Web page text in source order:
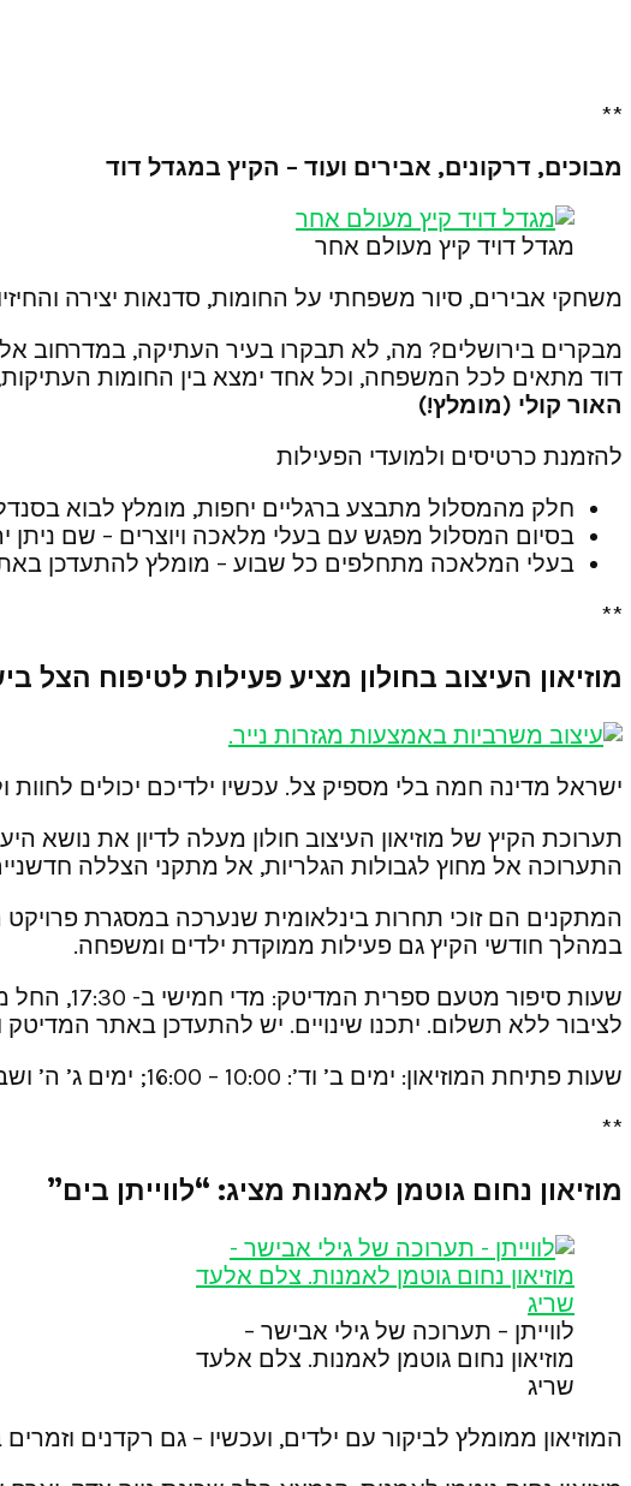
**
מבוכים, דרקונים, אבירים ועוד – הקיץ במגדל דוד
מגדל דויד קיץ מעולם אחר
משחקי אבירים, סיור משפחתי על החומות, סדנאות יצירה
מבקרים בירושלים? מה, לא תבקרו בעיר העתיקה, במדרחוב
דוד מתאים לכל המשפחה, וכל אחד ימצא בין החומות
האור קולי (מומלץ!)
להזמנת כרטיסים ולמועדי הפעילות
חלק מהמסלול מתבצע ברגליים יחפות, מומלץ לבוא
בסיום המסלול מפגש עם בעלי מלאכה ויוצרים – שם ניתן
בעלי המלאכה מתחלפים כל שבוע – מומלץ להתעדכן
**
מוזיאון העיצוב בחולון מציע פעילות לטיפוח הצל
ישראל מדינה חמה בלי מספיק צל. עכשיו ילדיכם יכולים לחוות
תערוכת הקיץ של מוזיאון העיצוב חולון מעלה לדיון את
התערוכה אל מחוץ לגבולות הגלריות, אל מתקני הצללה
במהלך חודשי הקיץ גם פעילות ממוקדת ילדים ומשפחה.
לציבור ללא תשלום. יתכנו שינויים. יש להתעדכן באתר המדיטק
שעות פתיחת המוזיאון: ימים ב’ וד’: 10:00 – 16:00; ימים ג’ ה’ ושבת: 10:00 – 18:00 יום ו’: 10:00 – 14:00 יום א’ – סגור.
**
מוזיאון נחום גוטמן לאמנות מציג: “לווייתן בים”
לווייתן – תערוכה של גילי אבישר –
מוזיאון נחום גוטמן לאמנות. צלם אלעד
שריג
המוזיאון ממומלץ לביקור עם ילדים, ועכשיו – גם רקדנים